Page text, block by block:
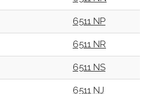
6511 NP
6511 NR
6511 NS
6511 NJ